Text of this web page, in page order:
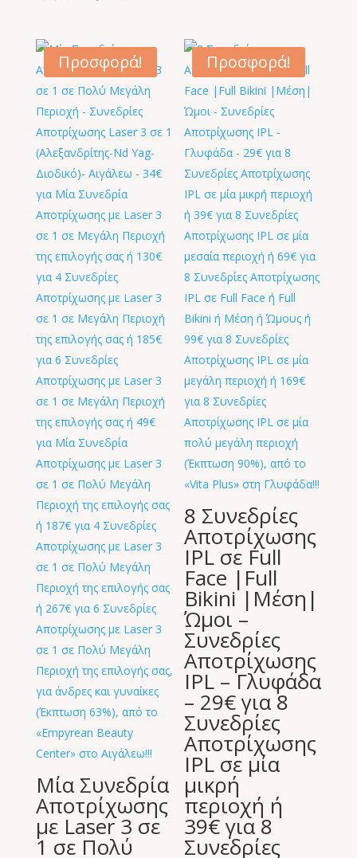
100,00 €.είναι:
46,00 €.
Προσφορά!
Μία Συνεδρία
Αποτρίχωσης
με Laser 3 σε
1 σε Πολύ
Προσφορά!
8 Συνεδρίες
Αποτρίχωσης
IPL σε Full
Face |Full
Bikini |Μέση|
Ώμοι –
Συνεδρίες
Αποτρίχωσης
IPL – Γλυφάδα
– 29€ για 8
Συνεδρίες
Αποτρίχωσης
IPL σε μία
μικρή
περιοχή ή
39€ για 8
Συνεδρίες